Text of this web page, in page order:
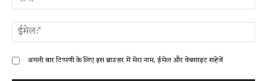
अगली बार टिप्पणी के लिए इस ब्राउज़र में मेरा नाम, ईमेल और वेबसाइट सहेजें